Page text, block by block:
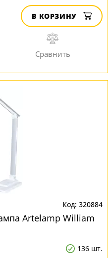
В КОРЗИНУ
320884
Artelamp William
136 шт.